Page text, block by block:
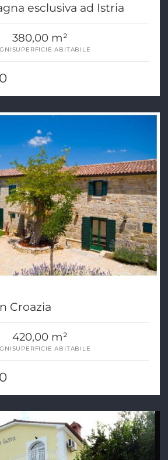
esclusiva ad Istria
380,00 m²
SUPERFICIE ABITABILE
Croazia
420,00 m²
SUPERFICIE ABITABILE